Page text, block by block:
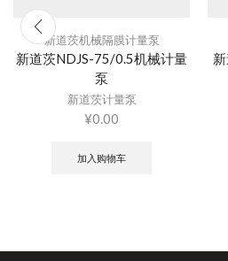
新道茨机械隔膜计量泵
新道茨NDJS-75/0.5机械计量
泵
新道茨计量泵
¥0.00
加入购物车